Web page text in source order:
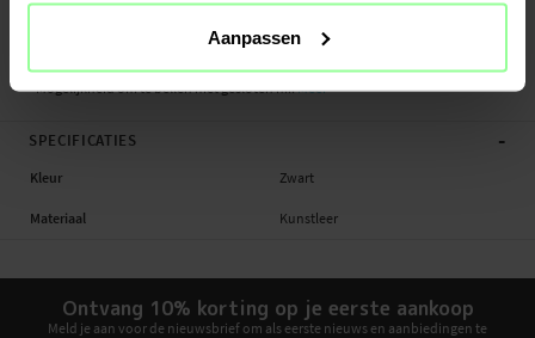
Aanpassen
- Mogelijkheid om te bellen met gesloten h...Meer
SPECIFICATIES -
Kleur Zwart
Materiaal Kunstleer
Ontvang 10% korting op je eerste aankoop
Meld je aan voor de nieuwsbrief om als eerste nieuws en aanbiedingen te